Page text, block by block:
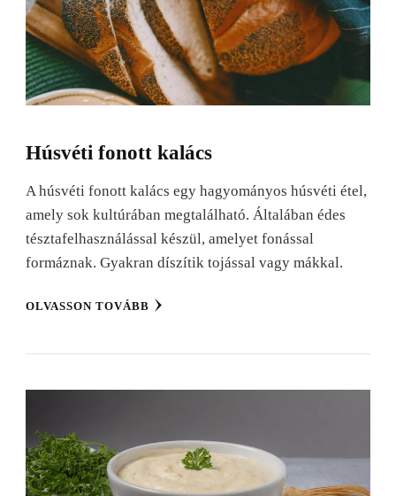
Húsvéti fonott kalács
A húsvéti fonott kalács egy hagyományos húsvéti étel,
amely sok kultúrában megtalálható. Általában édes
tésztafelhasználással készül, amelyet fonással
formáznak. Gyakran díszítik tojással vagy mákkal.
OLVASSON TOVÁBB